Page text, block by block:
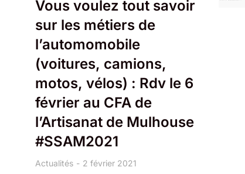
Vous voulez tout savoir
sur les métiers de
l’automomobile
(voitures, camions,
motos, vélos) : Rdv le 6
février au CFA de
l’Artisanat de Mulhouse
#SSAM2021
Actualités 2 février 2021